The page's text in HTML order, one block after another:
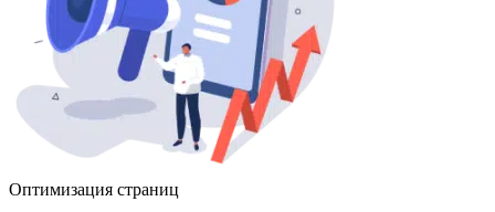
Оптимизация страниц